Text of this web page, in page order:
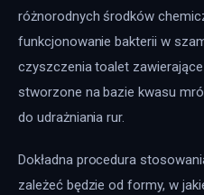
różnorodnych środków
funkcjonowanie bakterii w
czyszczenia toalet
stworzone na bazie kwasu
do udrażniania rur.
Dokładna procedura
zależeć będzie od formy, w